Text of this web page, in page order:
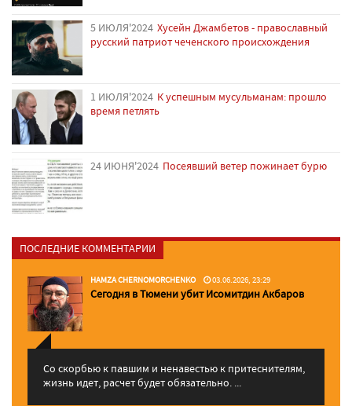
5 ИЮЛЯ'2024 Хусейн Джамбетов - православный
русский патриот чеченского происхождения
1 ИЮЛЯ'2024 К успешным мусульманам: прошло
время петлять
24 ИЮНЯ'2024 Посеявший ветер пожинает бурю
ПОСЛЕДНИЕ КОММЕНТАРИИ
HAMZA CHERNOMORCHENKO 03.06.2026, 23:29
Сегодня в Тюмени убит Исомитдин Акбаров
Со скорбью к павшим и ненавестью к притеснителям,
жизнь идет, расчет будет обязательно. ...